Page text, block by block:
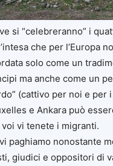
si “celebreranno” i
che per l’Europa
solo come un
ma anche come un
(cattivo per noi e per
e Ankara può
vi tenete i migranti.
paghiamo nonostante
giudici e oppositori di